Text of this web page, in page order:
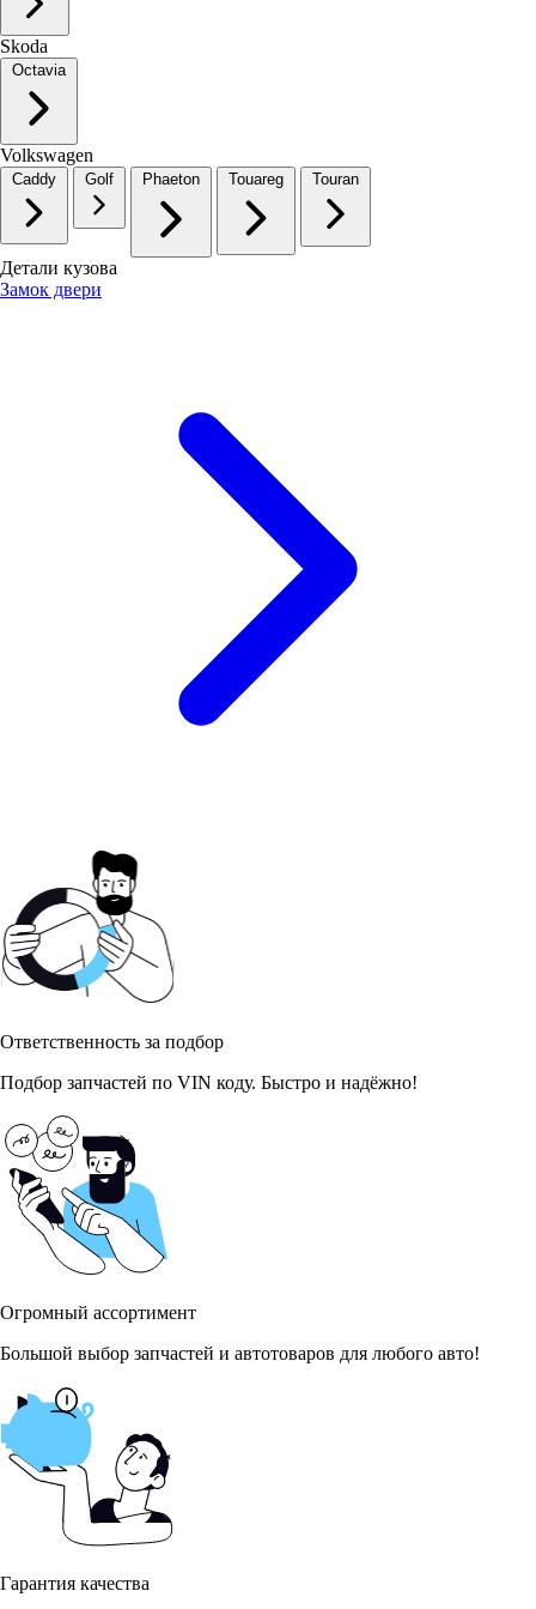
Skoda
Octavia
Volkswagen
Детали кузова
Замок двери
Ответственность за подбор
Подбор запчастей по VIN коду. Быстро и надёжно!
Огромный ассортимент
Большой выбор запчастей и автотоваров для любого авто!
Гарантия качества